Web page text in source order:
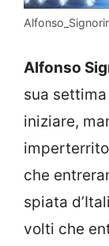
Alfonso
sua
iniziare,
che
spiata
volti che